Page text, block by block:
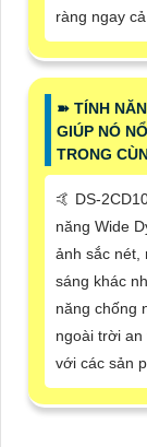
ràng ngay
➽ TÍNH
GIÚP NÓ
TRONG
🤙 DS-
năng Wide
ảnh sắc nét,
sáng khác
năng chống
ngoài trời an
với các sản